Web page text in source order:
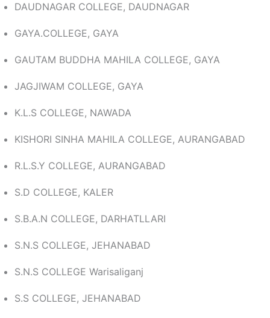
DAUDNAGAR COLLEGE, DAUDNAGAR
GAYA.COLLEGE, GAYA
GAUTAM BUDDHA MAHILA COLLEGE, GAYA
JAGJIWAM COLLEGE, GAYA
K.L.S COLLEGE, NAWADA
KISHORI SINHA MAHILA COLLEGE, AURANGABAD
R.L.S.Y COLLEGE, AURANGABAD
S.D COLLEGE, KALER
S.B.A.N COLLEGE, DARHATLLARI
S.N.S COLLEGE, JEHANABAD
S.N.S COLLEGE Warisaliganj
S.S COLLEGE, JEHANABAD